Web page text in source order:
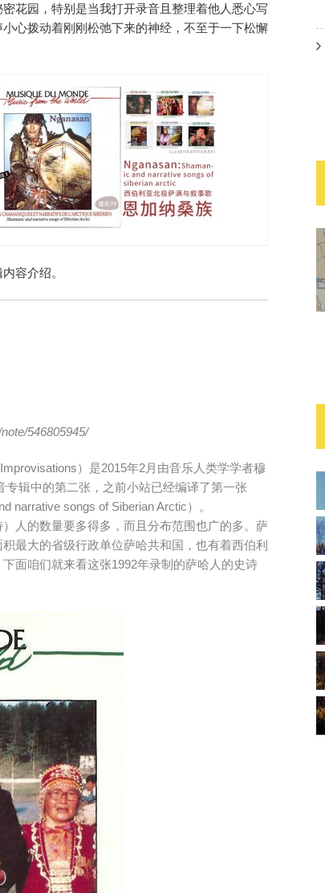
花园，特别是当我打开录音且整理着他人悉心写
心拨动着刚刚松弛下来的神经，不至于一下松懈
容介绍。
546805945/
）是2015年2月由音乐人类学学者穆
辑中的第二张，之前小站已经编译了第一张
narrative songs of Siberian Arctic）
。
人的数量要多得多，而且分布范围也广的多。萨
最大的省级行政单位萨哈共和国，也有着西伯利
面咱们就来看这张1992年录制的萨哈人的史诗